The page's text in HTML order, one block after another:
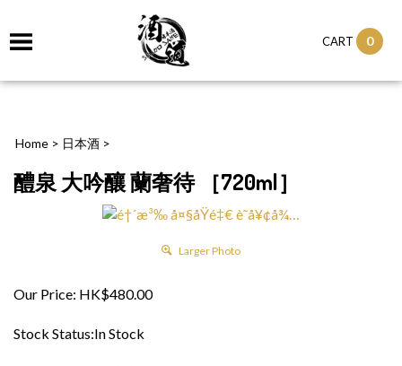
CART 0
Home > 日本酒 >
醴泉 大吟釀 蘭奢待 ［720ml］
Larger Photo
Our Price: HK$480.00
Stock Status:In Stock